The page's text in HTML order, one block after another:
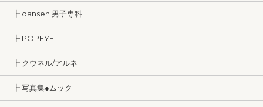
┣ dansen 男子専科
┣ POPEYE
┣ クウネル/アルネ
┣ 写真集●ムック